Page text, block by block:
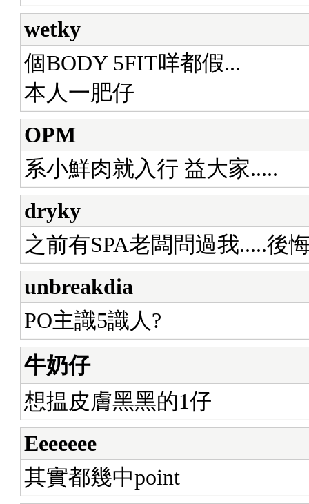
wetky
個BODY 5FIT咩都假...
本人一肥仔
OPM
系小鮮肉就入行 益大家.....
dryky
之前有SPA老闆問過我.....後
unbreakdia
PO主識5識人?
牛奶仔
想揾皮膚黑黑的1仔
Eeeeeee
其實都幾中point